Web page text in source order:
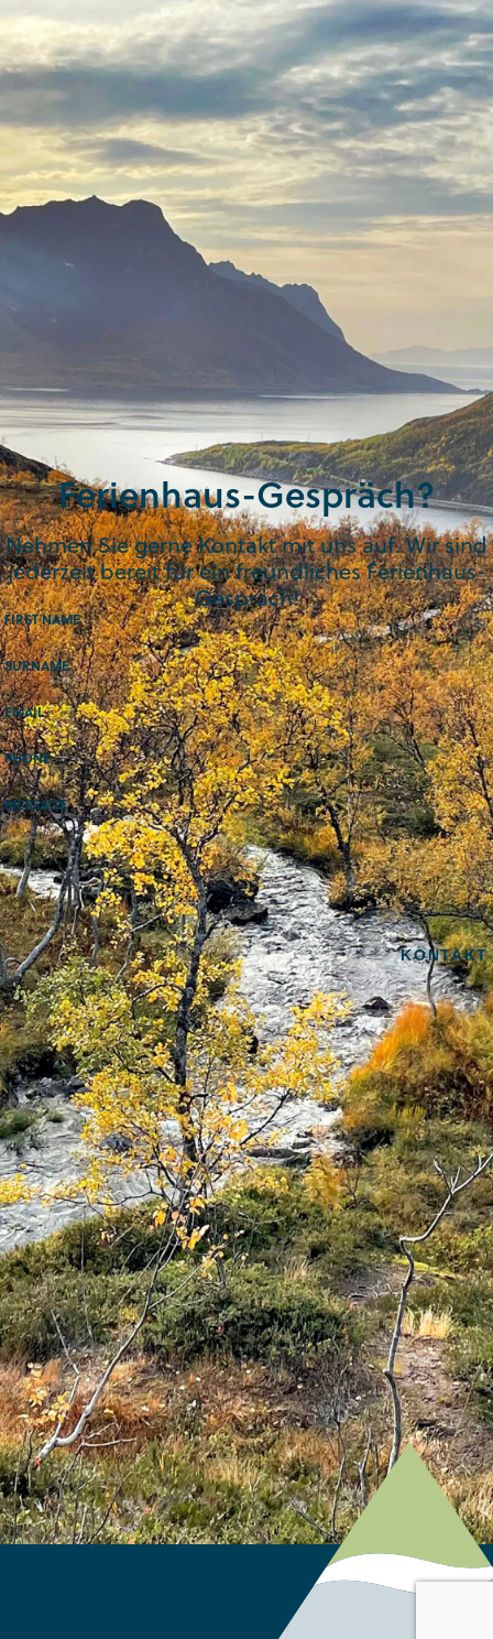
Ferienhaus-Gespräch?
Nehmen Sie gerne Kontakt mit uns auf. Wir sind
jederzeit bereit für ein freundliches Ferienhaus-
Gespräch!
FIRST NAME
SURNAME
EMAIL
PHONE
MESSAGE
KONTAKT